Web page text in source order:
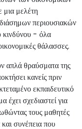
μια μελέτη
περιουσιακών
κινδύνου - όλα
θάλασσες.
απλά θραύσματα της
κανείς πριν
εκπαιδευτικό
έχει σχεδιαστεί για
τους μαθητές
συνέπεια που